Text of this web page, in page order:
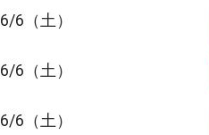
6/6（土）
6/6（土）
6/6（土）